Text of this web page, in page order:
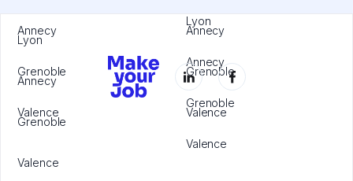
Annecy
Grenoble
Valence
Annecy
Grenoble
Valence
Lyon
Annecy
Grenoble
Valence
Lyon
Annecy
Grenoble
Valence